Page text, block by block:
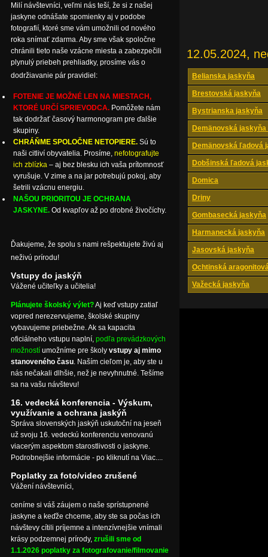
12.05.2024,
Belianska jaskyňa
Brestovská jaskyňa
Bystrianska jaskyňa
Demänovská
Demänovská ľadová
Dobšinská ľadová
Domica
Driny
Gombasecká jaskyňa
Harmanecká jaskyňa
Jasovská jaskyňa
Ochtinská
Važecká jaskyňa
Milí návštevníci, veľmi nás teší, že si z našej
jaskyne odnášate spomienky aj v podobe
fotografií, ktoré sme vám umožnili od nového
roka snímať zdarma. Aby sme však spoločne
chránili tieto naše vzácne miesta a zabezpečili
plynulý priebeh prehliadky, prosíme vás o
dodržiavanie pár pravidiel:
FOTENIE JE MOŽNÉ LEN NA MIESTACH,
KTORÉ URČÍ SPRIEVODCA. Pomôžete nám
tak dodržať časový harmonogram pre ďalšie
skupiny.
CHRÁŇME SPOLOČNE NETOPIERE. Sú to
naši citliví obyvatelia. Prosíme, nefotografujte
ich zblízka – aj bez blesku ich vaša prítomnosť
vyrušuje. V zime a na jar potrebujú pokoj, aby
šetrili vzácnu energiu.
NAŠOU PRIORITOU JE OCHRANA
JASKYNE. Od kvapľov až po drobné živočíchy.
Ďakujeme, že spolu s nami rešpektujete živú aj
neživú prírodu!
Vstupy do jaskýň
Vážené učiteľky a učitelia!
Plánujete školský výlet?Aj keď vstupy zatiaľ
vopred nerezervujeme, školské skupiny
vybavujeme priebežne. Ak sa kapacita
oficiálneho vstupu naplní, podľa prevádzkových
možností umožníme pre školy vstupy aj mimo
stanoveného času. Naším cieľom je, aby ste u
nás nečakali dlhšie, než je nevyhnutné. Tešíme
sa na vašu návštevu!
16. vedecká konferencia - Výskum,
využívanie a ochrana jaskýň
Správa slovenských jaskýň uskutoční na jeseň
už svoju 16. vedeckú konferenciu venovanú
viacerým aspektom starostlivosti o jaskyne.
Podrobnejšie informácie - po kliknutí na Viac....
Poplatky za foto/video zrušené
Vážení návštevníci,
ceníme si váš záujem o naše sprístupnené
jaskyne a keďže chceme, aby ste sa počas ich
návštevy cítili príjemne a intenzívnejšie vnímali
krásy podzemnej prírody, zrušili sme od
1.1.2026 poplatky za fotografovanie/filmovanie